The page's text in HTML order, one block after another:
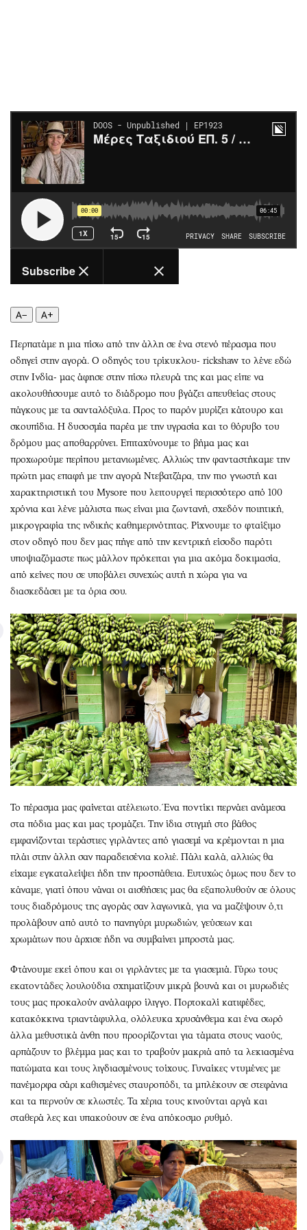
Θέατρο-Χορός
Μουσική
Εικαστικά
Βιβλίο
Χειρόγραφα
Podcasts
Uncut
Επιστολές
A− A+
Περπατάμε η μια πίσω από την άλλη σε ένα στενό πέρασμα που
οδηγεί στην αγορά. Ο οδηγός του τρίκυκλου- rickshaw το λένε εδώ
στην Ινδία- μας άφησε στην πίσω πλευρά της και μας είπε να
ακολουθήσουμε αυτό το διάδρομο που βγάζει απευθείας στους
πάγκους με τα σανταλόξυλα. Προς το παρόν μυρίζει κάτουρο και
σκουπίδια. Η δυσοσμία παρέα με την υγρασία και το θόρυβο του
δρόμου μας αποθαρρύνει. Επιταχύνουμε το βήμα μας και
προχωρούμε περίπου μετανιωμένες. Αλλιώς την φανταστήκαμε την
πρώτη μας επαφή με την αγορά Ντεβατζάρα, την πιο γνωστή και
χαρακτηριστική του Μysore που λειτουργεί περισσότερο από 100
χρόνια και λένε μάλιστα πως είναι μια ζωντανή, σχεδόν ποιητική,
μικρογραφία της ινδικής καθημερινότητας. Ρίχνουμε το φταίξιμο
στον οδηγό που δεν μας πήγε από την κεντρική είσοδο παρότι
υποψιαζόμαστε πως μάλλον πρόκειται για μια ακόμα δοκιμασία,
από κείνες που σε υποβάλει συνεχώς αυτή η χώρα για να
διασκεδάσει με τα όρια σου.
Το πέρασμα μας φαίνεται ατέλειωτο. Ένα ποντίκι περνάει ανάμεσα
στα πόδια μας και μας τρομάζει. Την ίδια στιγμή στο βάθος
εμφανίζονται τεράστιες γιρλάντες από γιασεμί να κρέμονται η μια
πλάι στην άλλη σαν παραδεισένια κολιέ. Πάλι καλά, αλλιώς θα
είχαμε εγκαταλείψει ήδη την προσπάθεια. Ευτυχώς όμως που δεν το
κάναμε, γιατί όπου νάναι οι αισθήσεις μας θα εξαπολυθούν σε όλους
τους διαδρόμους της αγοράς σαν λαγωνικά, για να μαζέψουν ό,τι
προλάβουν από αυτό το πανηγύρι μυρωδιών, γεύσεων και
χρωμάτων που άρχισε ήδη να συμβαίνει μπροστά μας.
Φτάνουμε εκεί όπου και οι γιρλάντες με τα γιασεμιά. Γύρω τους
εκατοντάδες λουλούδια σχηματίζουν μικρά βουνά και οι μυρωδιές
τους μας προκαλούν ανάλαφρο ίλιγγο. Πορτοκαλί κατιφέδες,
κατακόκκινα τριαντάφυλλα, ολόλευκα χρυσάνθεμα και ένα σωρό
άλλα μεθυστικά άνθη που προορίζονται για τάματα στους ναούς,
αρπάζουν το βλέμμα μας και το τραβούν μακριά από τα λεκιασμένα
πατώματα και τους λιγδιασμένους τοίχους. Γυναίκες ντυμένες με
πανέμορφα σάρι καθισμένες σταυροπόδι, τα μπλέκουν σε στεφάνια
και τα περνούν σε κλωστές. Τα χέρια τους κινούνται αργά και
σταθερά λες και υπακούουν σε ένα απόκοσμο ρυθμό.